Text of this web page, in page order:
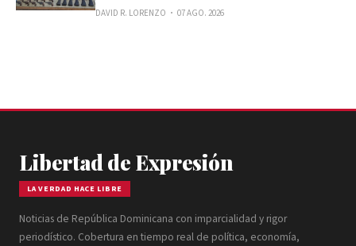
DAVID R. LORENZO 07 AGO. 2026
Libertad de Expresión
LA VERDAD HACE LIBRE
Noticias de República Dominicana con imparcialidad y rigor
periodístico. Cobertura en tiempo real de política, economía,